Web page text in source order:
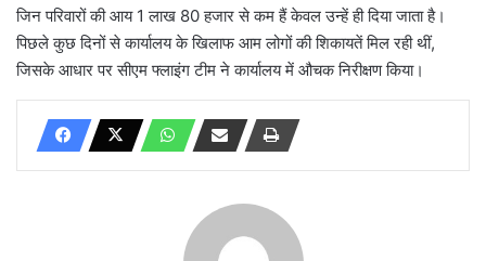
जिन परिवारों की आय 1 लाख 80 हजार से कम हैं केवल उन्हें ही दिया जाता है।
पिछले कुछ दिनों से कार्यालय के खिलाफ आम लोगों की शिकायतें मिल रही थीं,
जिसके आधार पर सीएम फ्लाइंग टीम ने कार्यालय में औचक निरीक्षण किया।